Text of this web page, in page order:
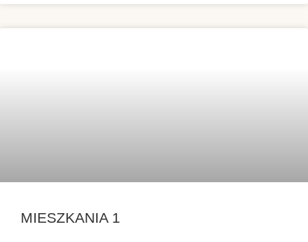
MIESZKANIA 1